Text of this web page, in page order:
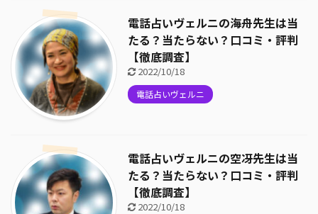
電話占いヴェルニの海舟先生は当
たる？当たらない？口コミ・評判
【徹底調査】
2022/10/18
電話占いヴェルニ
電話占いヴェルニの空冴先生は当
たる？当たらない？口コミ・評判
【徹底調査】
2022/10/18